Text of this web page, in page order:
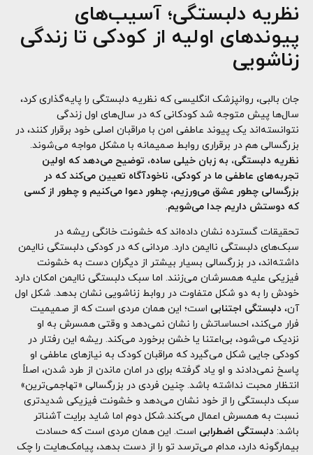
نظریه دلبستگی؛ آسیب‌های
پیوندهای اولیه از کودکی تا زندگی
زناشویی
جان بالبی، روانپزشک انگلیسی که نظریه دلبستگی را پایه‌گذاری کرد،
سال‌ها پیش متوجه شد کودکانی که در سال‌های اول زندگی
نتوانسته‌اند یک پیوند عاطفی امن با مراقبان اصلی خود برقرار کنند، در
بزرگسالی هم در برقراری روابط صمیمانه با مشکل مواجه می‌شوند.
نظریه دلبستگی، به زبان خیلی ساده، توضیح می‌دهد که اولین
تجربه‌های عاطفی ما در کودکی، ناخودآگاه تعیین می‌کند که در
بزرگسالی چطور عشق می‌ورزیم، چطور دعوا می‌کنیم و چطور از کسی
که دوستش داریم جدا می‌شویم.
تحقیقات گسترده نشان داده‌اند که خشونت خانگی ریشه در
سبک‌های دلبستگی ناایمن دارد. مردانی که در کودکی دلبستگی ناایمن
داشته‌اند، در بزرگسالی بسیار بیشتر از دیگران دست به خشونت
فیزیکی علیه همسرشان می‌زنند. اما سبک دلبستگی ناایمن امکان دارد
خودش را به دو شکل متفاوت در روابط زناشویی نشان بدهد. شکل اول
آن، دلبستگی اجتنابی است؛ این همان مردی است که از صمیمیت
فرار می‌کند، احساساتش را نشان نمی‌دهد و وقتی همسرش به او
نزدیک می‌شود، بی‌اعتنا یا خشن برخورد می‌کند. ریشه این رفتار در
کودکی جایی شکل می‌گیرد که مراقبان کودک به نیازهای عاطفی او
پاسخ نمی‌دادند و او یاد گرفته برای در امان ماندن از طرد شدن، اصلاً
انتظار محبت نداشته باشد. چنین فردی در بزرگسالی «تهاجمی‌ترین»
سبک دلبستگی را از خود نشان می‌دهد و خشونت فیزیکی شدیدتری
نسبت به همسرش اعمال می‌کند.شکل دوم اما شاید برایت آشنا‌تر
باشد: دلبستگی اضطرابی است. این همان مردی است که حسادت
بیمارگونه دارد، مدام می‌ترسد تو را از دست بدهد، پیامک‌هایت را چک